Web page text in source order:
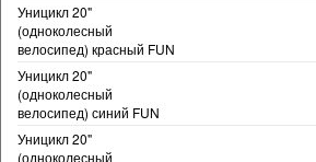
Уницикл 20"
(одноколесный
велосипед) красный FUN
Уницикл 20"
(одноколесный
велосипед) синий FUN
Уницикл 20"
(одноколесный